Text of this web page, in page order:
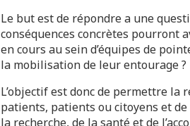
Le but est de répondre a une
conséquences concrètes pourront
en cours au sein d’équipes de
la mobilisation de leur entourage ?
L’objectif est donc de permettre
patients, patients ou citoyens et
la recherche, de la santé et de